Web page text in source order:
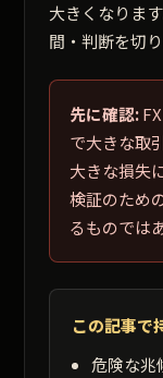
大きくなりま
間・判断を切
先に確認:
で大きな取
大きな損失
検証のため
るものでは
この記事で
危険な兆